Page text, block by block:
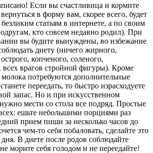
Если вы счастливица и кормите
в форму вам, скорее всего, будет
статьям в интернете, а по своим
кто совсем недавно родил). При
вы будите вынуждены, во избежание
диету (ничего жирного,
копченого, соленого,
всех врагов стройной фигуры). Кроме
потребуются дополнительные
переедать, то быстро израсходуете
запас. Но и при искусственном
мести со стола все подряд. Простые
ешьте небольшими порциями раз
прием пиши за несколько часов до
чем-то себя побаловать, сделайте это
В диете после родов соблюдайте
морите себя голодом и не переедайте!